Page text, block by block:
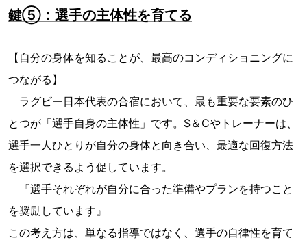
鍵⑤：選手の主体性を育てる
【自分の身体を知ることが、最高のコンディショニングに
つながる】
ラグビー日本代表の合宿において、最も重要な要素のひ
とつが「選手自身の主体性」です。S＆Cやトレーナーは、
選手一人ひとりが自分の身体と向き合い、最適な回復方法
を選択できるよう促しています。
『選手それぞれが自分に合った準備やプランを持つこと
を奨励しています』
この考え方は、単なる指導ではなく、選手の自律性を育て